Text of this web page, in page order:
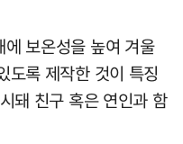
보온성을 높여 겨울
도록 제작한 것이 특징
돼 친구 혹은 연인과 함